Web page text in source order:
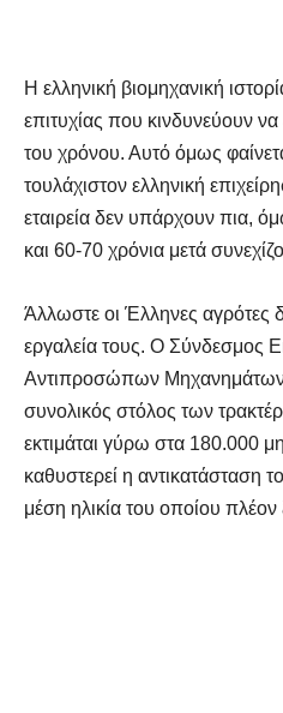
Η ελληνική βιομηχανική
επιτυχίας που κινδυνεύουν
του χρόνου. Αυτό όμως
τουλάχιστον ελληνική
εταιρεία δεν υπάρχουν πια,
και 60-70 χρόνια μετά
Άλλωστε οι Έλληνες αγρότες
εργαλεία τους. Ο Σύνδεσμος
Αντιπροσώπων Μηχανημάτων
συνολικός στόλος των τρακτέρ
εκτιμάται γύρω στα 180.000
καθυστερεί η αντικατάσταση
μέση ηλικία του οποίου πλέον